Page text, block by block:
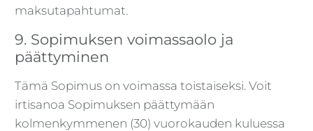
maksutapahtumat.
9. Sopimuksen voimassaolo ja
päättyminen
Tämä Sopimus on voimassa toistaiseksi. Voit
irtisanoa Sopimuksen päättymään
kolmenkymmenen (30) vuorokauden kuluessa